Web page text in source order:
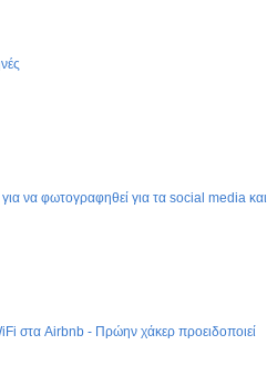
για να φωτογραφηθεί για τα social media και
στα Airbnb - Πρώην χάκερ προειδοποιεί